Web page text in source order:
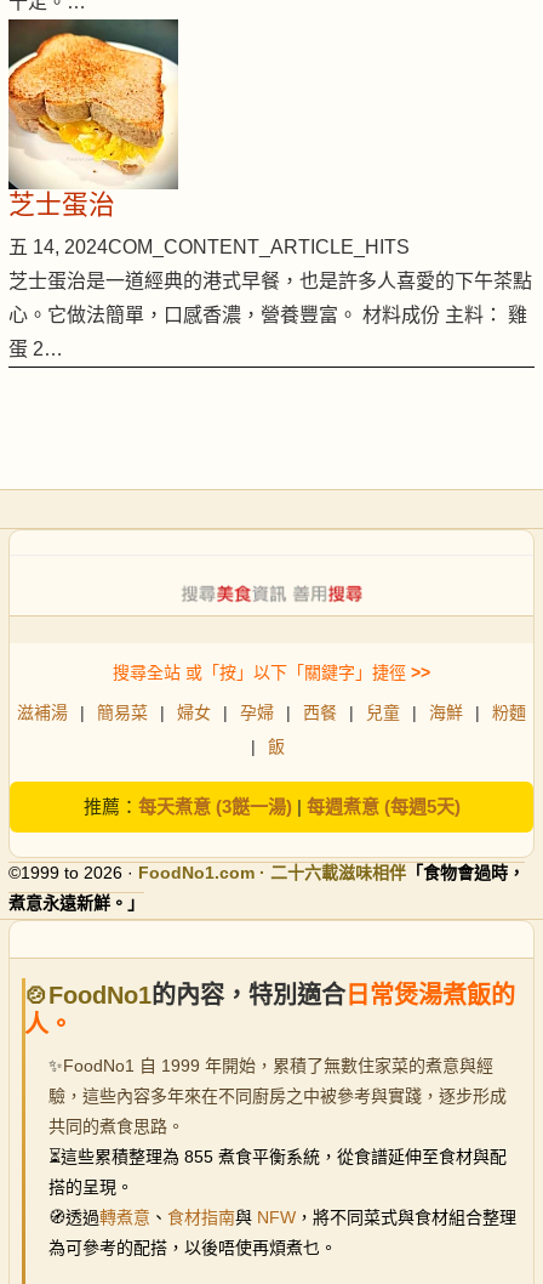
芝士蛋治
五 14, 2024COM_CONTENT_ARTICLE_HITS
芝士蛋治是一道經典的港式早餐，也是許多人喜愛的下午茶點
心。它做法簡單，口感香濃，營養豐富。 材料成份 主料： 雞
蛋 2…
搜尋全站 或「按」以下「關鍵字」捷徑 >>
滋補湯 | 簡易菜 | 婦女 | 孕婦 | 西餐 | 兒童 | 海鮮 |
粉麵
|
飯
推薦： 每天煮意 (3餸一湯)| 每週煮意 (每週5天)
©1999 to 2026 · FoodNo1.com · 二十六載滋味相伴 「食物會過時，
煮意永遠新鮮。」
🍲FoodNo1的內容，特別適合 日常煲湯煮飯的
人。
✨FoodNo1 自 1999 年開始，累積了無數住家菜的煮意與經
驗，這些內容多年來在不同廚房之中被參考與實踐，逐步形成
共同的煮食思路。
⏳這些累積整理為 855 煮食平衡系統，從食譜延伸至食材與配
搭的呈現。
🧭透過轉煮意 、 食材指南與 NFW ，將不同菜式與食材組合整理
為可參考的配搭，以後唔使再煩煮乜。